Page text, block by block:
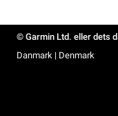
© Garmin Ltd. eller dets
Danmark | Denmark